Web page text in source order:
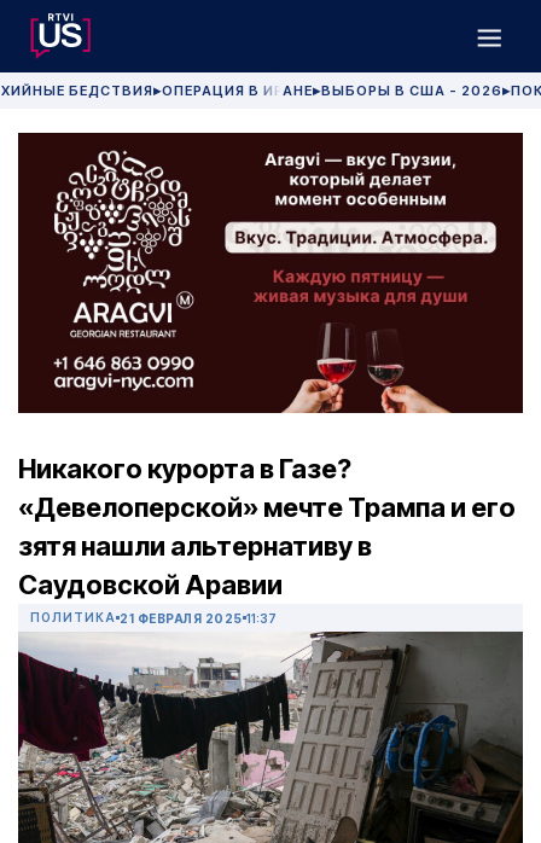
БЕДСТВИЯ▶ОПЕРАЦИЯ В ИРАНЕ▶ВЫБОРЫ В США - 2026 ▶
Никакого курорта в Газе?
«Девелоперской» мечте Трампа и его
зятя нашли альтернативу в
Саудовской Аравии
ПОЛИТИКА 21 ФЕВРАЛЯ 2025 11:37